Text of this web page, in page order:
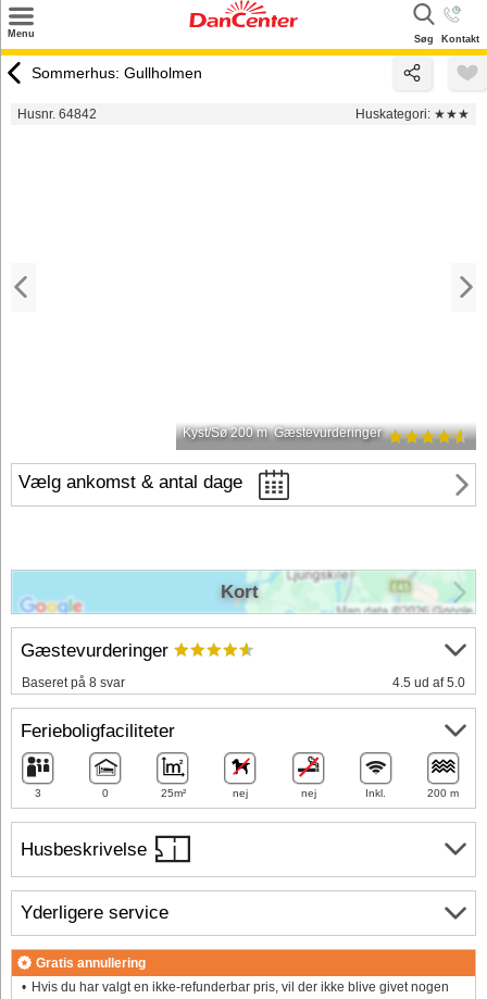
Menu Søg Kontakt
Tilbud
Sommerhus: Gullholmen
Husnr. 64842 Huskategori: ★★★
Kyst/Sø 200 m Gæstevurderinger
Vælg ankomst & antal dage
Husbeskrivelse
Gæstevurderinger
Baseret på 8 svar 4.5 ud af 5.0
Ferieboligfaciliteter
3 0 25m² nej nej Inkl. 200 m
Yderligere service
Gratis annullering
Hvis du har valgt en ikke-refunderbar pris, vil der ikke blive givet nogen
Kort